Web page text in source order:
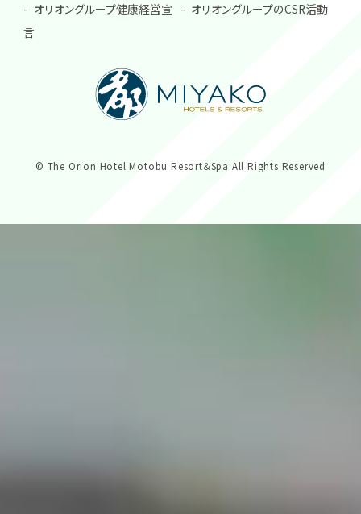
オリオングループ健康経営宣
言
オリオングループのCSR活動
© The Orion Hotel Motobu Resort＆Spa All Rights Reserved